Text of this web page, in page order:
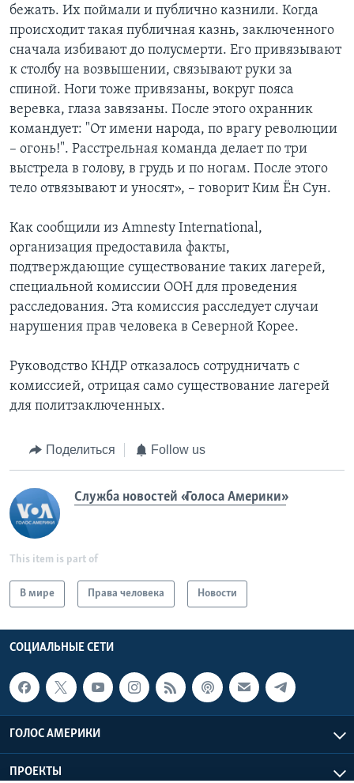
бежать. Их поймали и публично казнили. Когда
происходит такая публичная казнь, заключенного
сначала избивают до полусмерти. Его привязывают
к столбу на возвышении, связывают руки за
спиной. Ноги тоже привязаны, вокруг пояса
веревка, глаза завязаны. После этого охранник
командует: "От имени народа, по врагу революции
– огонь!". Расстрельная команда делает по три
выстрела в голову, в грудь и по ногам. После этого
тело отвязывают и уносят», – говорит Ким Ён Сун.
Как сообщили из Amnesty International,
организация предоставила факты,
подтверждающие существование таких лагерей,
специальной комиссии ООН для проведения
расследования. Эта комиссия расследует случаи
нарушения прав человека в Северной Корее.
Руководство КНДР отказалось сотрудничать с
комиссией, отрицая само существование лагерей
для политзаключенных.
Поделиться Follow us
Служба новостей «Голоса Америки»
This item is part of
В мире Права человека Новости
СОЦИАЛЬНЫЕ СЕТИ
ГОЛОС АМЕРИКИ
ПРОЕКТЫ